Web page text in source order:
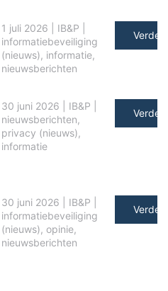
1 juli 2026 IB&P
informatiebeveiliging
(nieuws), informatie,
nieuwsberichten
Verder
30 juni 2026 IB&P
nieuwsberichten,
privacy (nieuws),
informatie
Verder
30 juni 2026 IB&P
informatiebeveiliging
(nieuws), opinie,
nieuwsberichten
Verder